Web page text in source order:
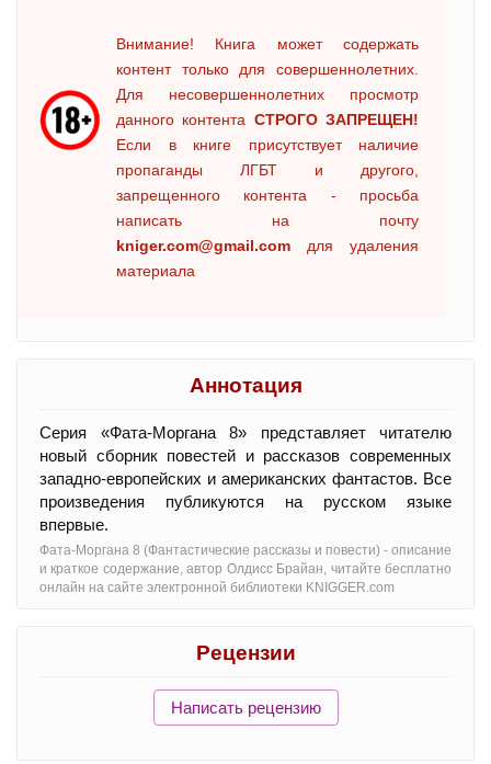
Внимание! Книга может содержать
контент только для совершеннолетних.
Для несовершеннолетних просмотр
данного контента СТРОГО ЗАПРЕЩЕН!
Если в книге присутствует наличие
пропаганды ЛГБТ и другого,
запрещенного контента - просьба
написать на почту
kniger.com@gmail.com для удаления
материала
Аннотация
Серия «Фата-Моргана 8» представляет читателю
новый сборник повестей и рассказов современных
западно-европейских и американских фантастов. Все
произведения публикуются на русском языке
впервые.
Фата-Моргана 8 (Фантастические рассказы и повести) - oписание
и краткое содержание, автор Олдисс Брайан, читайте бесплатно
онлайн на сайте электронной библиотеки KNIGGER.com
Рецензии
Написать рецензию